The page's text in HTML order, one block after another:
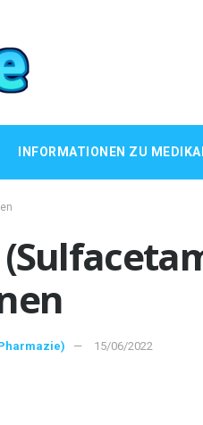
INFORMATIONEN ZU
15/06/2022